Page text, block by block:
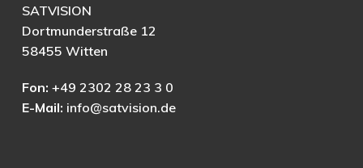
SATVISION
Dortmunderstraße 12
58455 Witten
Fon: +49 2302 28 23 3 0
E-Mail: info@satvision.de